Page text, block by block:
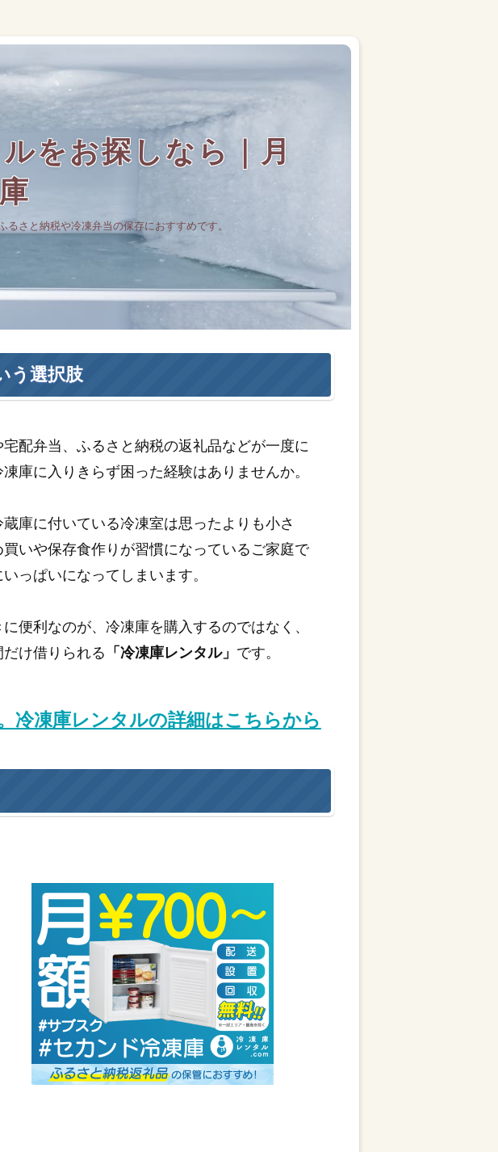
をお探しなら｜月
さと納税や冷凍弁当の保存におすすめです。
う選択肢
配弁当、ふるさと納税の返礼品などが一度に
庫に入りきらず困った経験はありませんか。
庫に付いている冷凍室は思ったよりも小さ
買いや保存食作りが習慣になっているご家庭で
っぱいになってしまいます。
便利なのが、冷凍庫を購入するのではなく、
け借りられる
「冷凍庫レンタル」 です。
冷凍庫レンタルの詳細はこちらから